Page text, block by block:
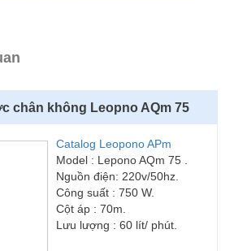
chân không Leopno AQm 75
Catalog Leopono APm
Model : Lepono AQm 75 .
Nguồn điện: 220v/50hz.
Công suất : 750 W.
Cột áp : 70m.
Lưu lượng : 60 lít/ phút.